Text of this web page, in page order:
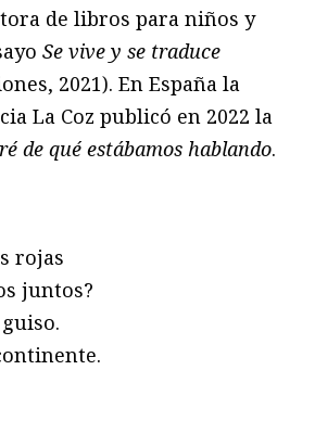
de libros para niños y
Se vive y se traduce
2021). En España la
La Coz publicó en 2022 la
de qué estábamos hablando.
rojas
juntos?